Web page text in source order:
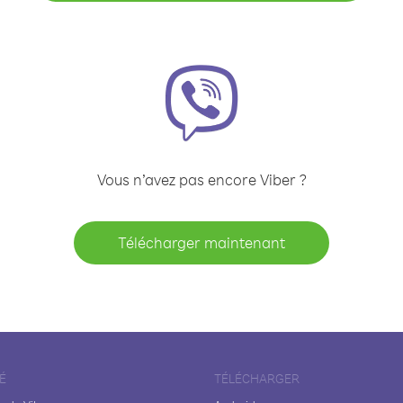
Vous n’avez pas encore Viber ?
Télécharger maintenant
TÉLÉCHARGER